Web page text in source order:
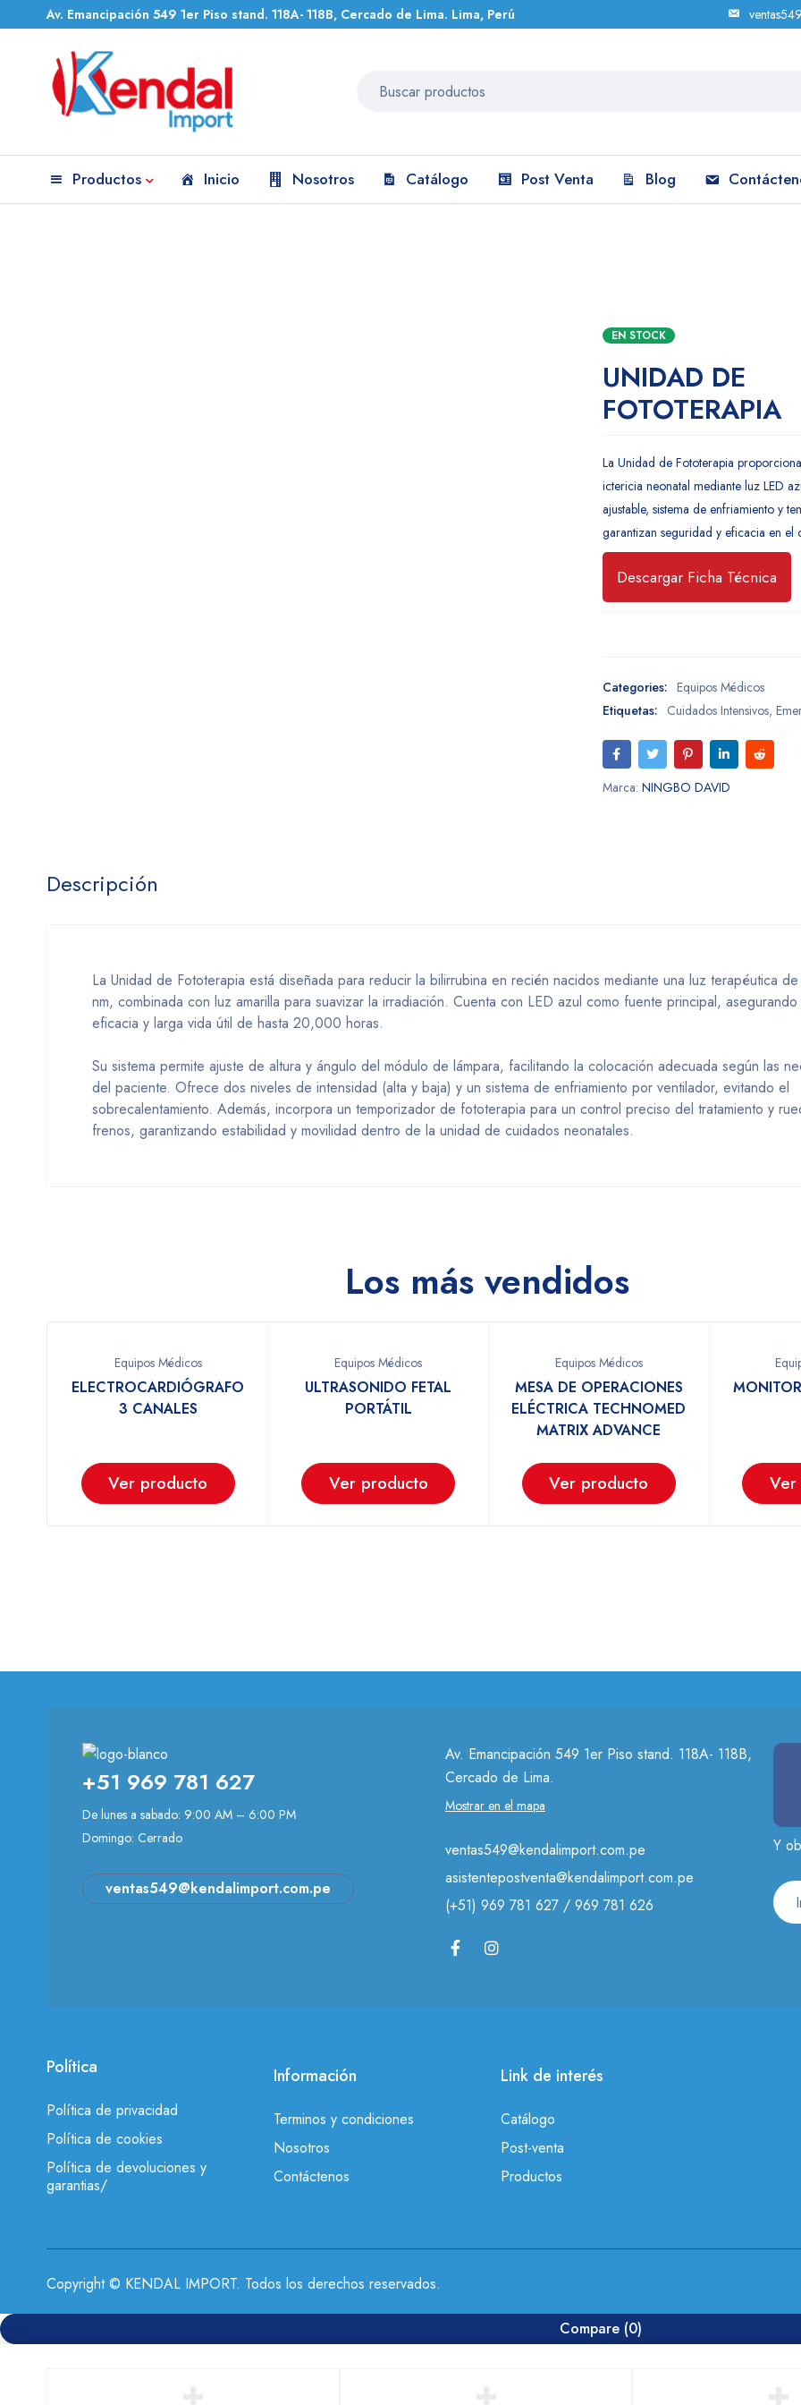
Av. Emancipación 549 1er Piso stand. 118A- 118B, Cercado de Lima. Lima, Perú
Productos Inicio Nosotros Catálogo Post Venta Blog
EN STOCK
UNIDAD DE
FOTOTERAPIA
La Unidad de Fototerapia
ictericia neonatal mediante luz LED
ajustable, sistema de enfriamiento y
garantizan seguridad y eficacia en el
Descargar Ficha Técnica
Categories: Equipos Médicos
Etiquetas: Cuidados Intensivos,
Marca: NINGBO DAVID
Descripción
La Unidad de Fototerapia está diseñada para reducir la bilirrubina en recién nacidos mediante una luz terapéutica
nm, combinada con luz amarilla para suavizar la irradiación. Cuenta con LED azul como fuente principal, asegurando
eficacia y larga vida útil de hasta 20,000 horas.
Su sistema permite ajuste de altura y ángulo del módulo de lámpara, facilitando la colocación adecuada según las
del paciente. Ofrece dos niveles de intensidad (alta y baja) y un sistema de enfriamiento por ventilador, evitando el
sobrecalentamiento. Además, incorpora un temporizador de fototerapia para un control preciso del tratamiento y
frenos, garantizando estabilidad y movilidad dentro de la unidad de cuidados neonatales.
Los más vendidos
Equipos Médicos
ELECTROCARDIÓGRAFO
3 CANALES
Ver producto
Equipos Médicos
ULTRASONIDO FETAL
PORTÁTIL
Ver producto
Equipos Médicos
MESA DE OPERACIONES
ELÉCTRICA TECHNOMED
MATRIX ADVANCE
Ver producto
+51 969 781 627
De lunes a sabado: 9:00 AM – 6:00 PM
Domingo: Cerrado
ventas549@kendalimport.com.pe
Av. Emancipación 549 1er Piso stand. 118A- 118B,
Cercado de Lima.
Mostrar en el mapa
ventas549@kendalimport.com.pe
asistentepostventa@kendalimport.com.pe
(+51) 969 781 627 / 969 781 626
Y
Política
Política de privacidad
Política de cookies
Política de devoluciones y
garantias/
Información
Terminos y condiciones
Nosotros
Contáctenos
Link de interés
Catálogo
Post-venta
Productos
Copyright © KENDAL IMPORT. Todos los derechos reservados.
Compare (0)